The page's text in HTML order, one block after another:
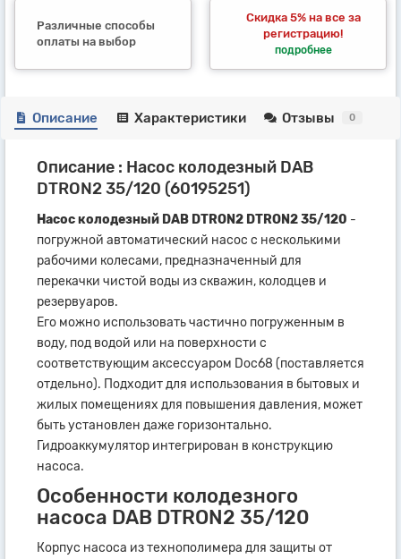
Различные способы
оплаты на выбор
Скидка 5% на все за
регистрацию!
подробнее
Описание Характеристики Отзывы 0
Описание : Насос колодезный DAB
DTRON2 35/120 (60195251)
Насос колодезный DAB DTRON2 DTRON2 35/120 -
погружной автоматический насос с несколькими
рабочими колесами, предназначенный для
перекачки чистой воды из скважин, колодцев и
резервуаров.
Его можно использовать частично погруженным в
воду, под водой или на поверхности с
соответствующим аксессуаром Doc68 (поставляется
отдельно). Подходит для использования в бытовых и
жилых помещениях для повышения давления, может
быть установлен даже горизонтально.
Гидроаккумулятор интегрирован в конструкцию
насоса.
Особенности колодезного
насоса DAB DTRON2 35/120
Корпус насоса из технополимера для защиты от